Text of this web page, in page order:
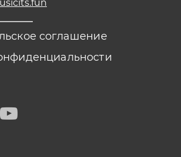
соглашение